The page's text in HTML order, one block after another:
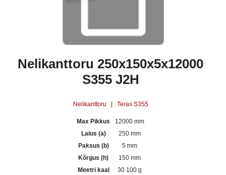
Nelikanttoru 250x150x5x12000
S355 J2H
Nelikanttoru Teras S355
Max Pikkus
12000 mm
Laius (a)
250 mm
Paksus (b)
5 mm
Kõrgus (h)
150 mm
Meetri kaal
30 100 g